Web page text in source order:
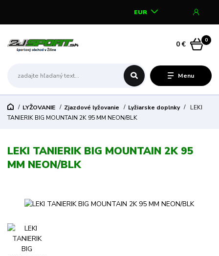
Menu
EUR
0
0 €
LYŽOVANIE Zjazdové lyžovanie Lyžiarske doplnky
LEKI
TANIERIK BIG MOUNTAIN 2K 95 MM NEON/BLK
LEKI TANIERIK BIG MOUNTAIN 2K 95
MM NEON/BLK